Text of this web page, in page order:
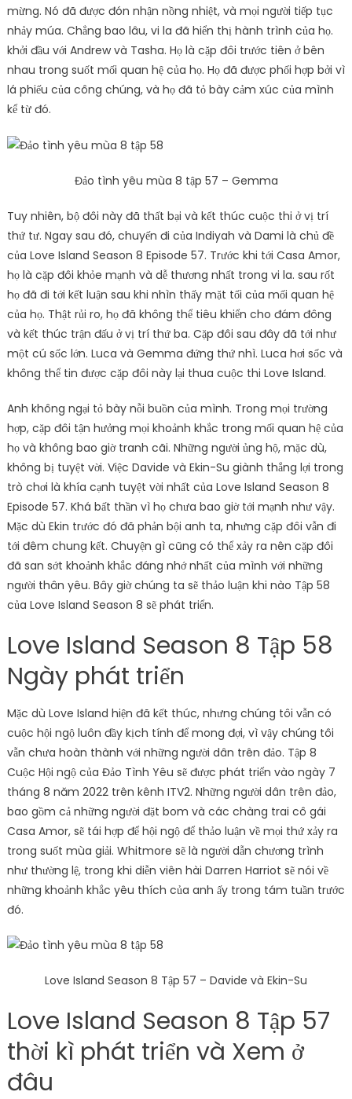
mừng. Nó đã được đón nhận nồng nhiệt, và mọi người tiếp tục
nhảy múa. Chẳng bao lâu, vi la đã hiển thị hành trình của họ.
khởi đầu với Andrew và Tasha. Họ là cặp đôi trước tiên ở bên
nhau trong suốt mối quan hệ của họ. Họ đã được phối hợp bởi vì
lá phiếu của công chúng, và họ đã tỏ bày cảm xúc của mình
kể từ đó.
Đảo tình yêu mùa 8 tập 57 – Gemma
Tuy nhiên, bộ đôi này đã thất bại và kết thúc cuộc thi ở vị trí
thứ tư. Ngay sau đó, chuyến đi của Indiyah và Dami là chủ đề
của Love Island Season 8 Episode 57. Trước khi tới Casa Amor,
họ là cặp đôi khỏe mạnh và dễ thương nhất trong vi la. sau rốt
họ đã đi tới kết luận sau khi nhìn thấy mặt tối của mối quan hệ
của họ. Thật rủi ro, họ đã không thể tiêu khiển cho đám đông
và kết thúc trận đấu ở vị trí thứ ba. Cặp đôi sau đây đã tới như
một cú sốc lớn. Luca và Gemma đứng thứ nhì. Luca hơi sốc và
không thể tin được cặp đôi này lại thua cuộc thi Love Island.
Anh không ngại tỏ bày nỗi buồn của mình. Trong mọi trường
hợp, cặp đôi tận hưởng mọi khoảnh khắc trong mối quan hệ của
họ và không bao giờ tranh cãi. Những người ủng hộ, mặc dù,
không bị tuyệt vời. Việc Davide và Ekin-Su giành thắng lợi trong
trò chơi là khía cạnh tuyệt vời nhất của Love Island Season 8
Episode 57. Khá bất thần vì họ chưa bao giờ tới mạnh như vậy.
Mặc dù Ekin trước đó đã phản bội anh ta, nhưng cặp đôi vẫn đi
tới đêm chung kết. Chuyện gì cũng có thể xảy ra nên cặp đôi
đã san sớt khoảnh khắc đáng nhớ nhất của mình với những
người thân yêu. Bây giờ chúng ta sẽ thảo luận khi nào Tập 58
của Love Island Season 8 sẽ phát triển.
Love Island Season 8 Tập 58
Ngày phát triển
Mặc dù Love Island hiện đã kết thúc, nhưng chúng tôi vẫn có
cuộc hội ngộ luôn đầy kịch tính để mong đợi, vì vậy chúng tôi
vẫn chưa hoàn thành với những người dân trên đảo. Tập 8
Cuộc Hội ngộ của Đảo Tình Yêu sẽ được phát triển vào ngày 7
tháng 8 năm 2022 trên kênh ITV2. Những người dân trên đảo,
bao gồm cả những người đặt bom và các chàng trai cô gái
Casa Amor, sẽ tái hợp để hội ngộ để thảo luận về mọi thứ xảy ra
trong suốt mùa giải. Whitmore sẽ là người dẫn chương trình
như thường lệ, trong khi diễn viên hài Darren Harriot sẽ nói về
những khoảnh khắc yêu thích của anh ấy trong tám tuần trước
đó.
Love Island Season 8 Tập 57 – Davide và Ekin-Su
Love Island Season 8 Tập 57
thời kì phát triển và Xem ở
đâu